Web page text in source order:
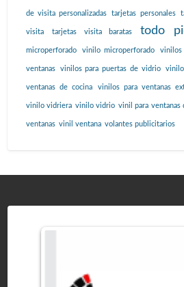
de visita personalizadas tarjetas personales
visita tarjetas visita baratas todo
microperforado vinilo microperforado vinilos
ventanas vinilos para puertas de vidrio
ventanas de cocina vinilos para ventanas
vinilo vidriera vinilo vidrio vinil para ventanas
ventanas vinil ventana volantes publicitarios